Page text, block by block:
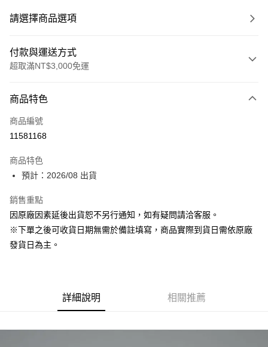
請選擇商品選項
付款與運送方式
超取滿NT$3,000免運
信用卡一次付款
超商取貨付款
ATM付款
運送方式
預購-全家取貨付款(舊)
預購-7-11取貨付款(舊)
每筆NT$90，滿NT$3,000(含以上)免運費
商品特色
商品編號
11581168
商品特色
預計：2026/08 出貨
銷售重點
因原廠因素延後出貨恕不另行通知，如有疑問請洽客服。
※下單之後可收貨日期無需於備註填寫，商品實際到貨日需依原廠
發貨日為主。
詳細說明 相關推薦